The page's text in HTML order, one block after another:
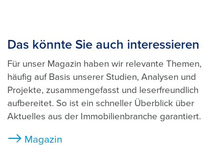
Das könnte Sie auch interessieren
Für unser Magazin haben wir relevante Themen,
häufig auf Basis unserer Studien, Analysen und
Projekte, zusammengefasst und leserfreundlich
aufbereitet. So ist ein schneller Überblick über
Aktuelles aus der Immobilienbranche garantiert.
Magazin